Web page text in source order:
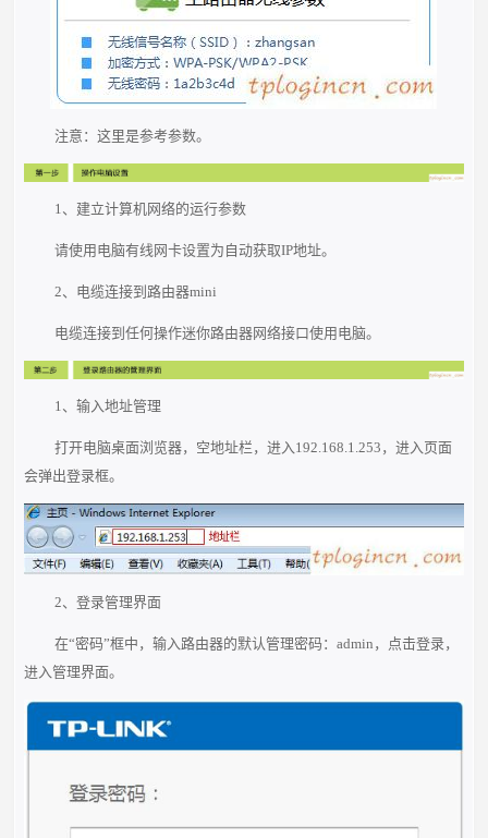
注意：这里是参考参数。
1、建立计算机网络的运行参数
请使用电脑有线网卡设置为自动获取IP地址。
2、电缆连接到路由器mini
电缆连接到任何操作迷你路由器网络接口使用电脑。
1、输入地址管理
打开电脑桌面浏览器，空地址栏，进入192.168.1.253，进入页面
会弹出登录框。
2、登录管理界面
在“密码”框中，输入路由器的默认管理密码：admin，点击登录，
进入管理界面。